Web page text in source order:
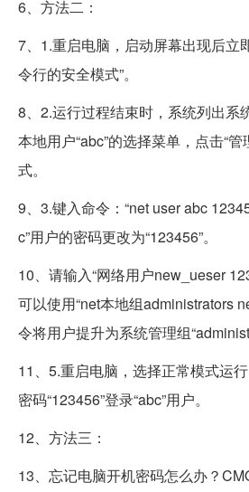
6、方法二：
7、1.重启电脑，启动屏幕出现后立
令行的安全模式”。
8、2.运行过程结束时，系统列出系
本地用户“abc”的选择菜单，点击“
式。
9、3.键入命令：“net user abc
c”用户的密码更改为“123456”。
10、请输入“网络用户new_ueser
可以使用“net本地组administrators
令将用户提升为系统管理组
11、5.重启电脑，选择正常模式运
密码“123456”登录“abc”用户。
12、方法三：
13、忘记电脑开机密码怎么办？